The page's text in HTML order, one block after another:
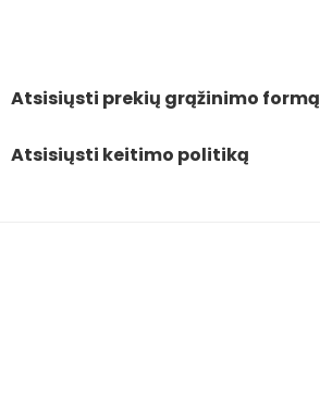
Atsisiųsti prekių grąžinimo formą
Atsisiųsti keitimo politiką